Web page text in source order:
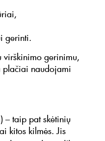
gerinti.
virškinimo gerinimu,
naudojami
– taip pat skėtinių
kitos kilmės. Jis